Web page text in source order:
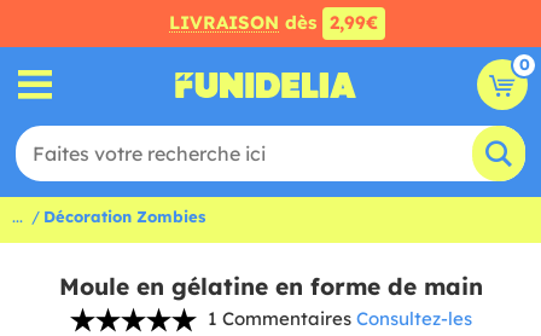
LIVRAISON dès 2,99€
0
... Décoration Zombies
Moule en gélatine en forme de main
1 Commentaires Consultez-les